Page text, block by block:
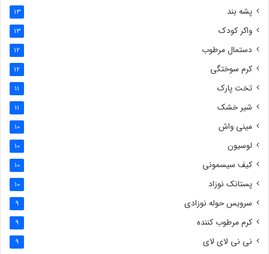
پشه بند 13
واکر کودک 13
دستمال مرطوب 12
کرم سوختگی 12
تخت پارک 11
شیر خشک 11
مینی واش 10
لوسیون 10
کیف سیسمونی 10
پستانک نوزاد 10
سرویس حوله نوزادی 9
کرم مرطوب کننده 9
نی نی لای لای 9